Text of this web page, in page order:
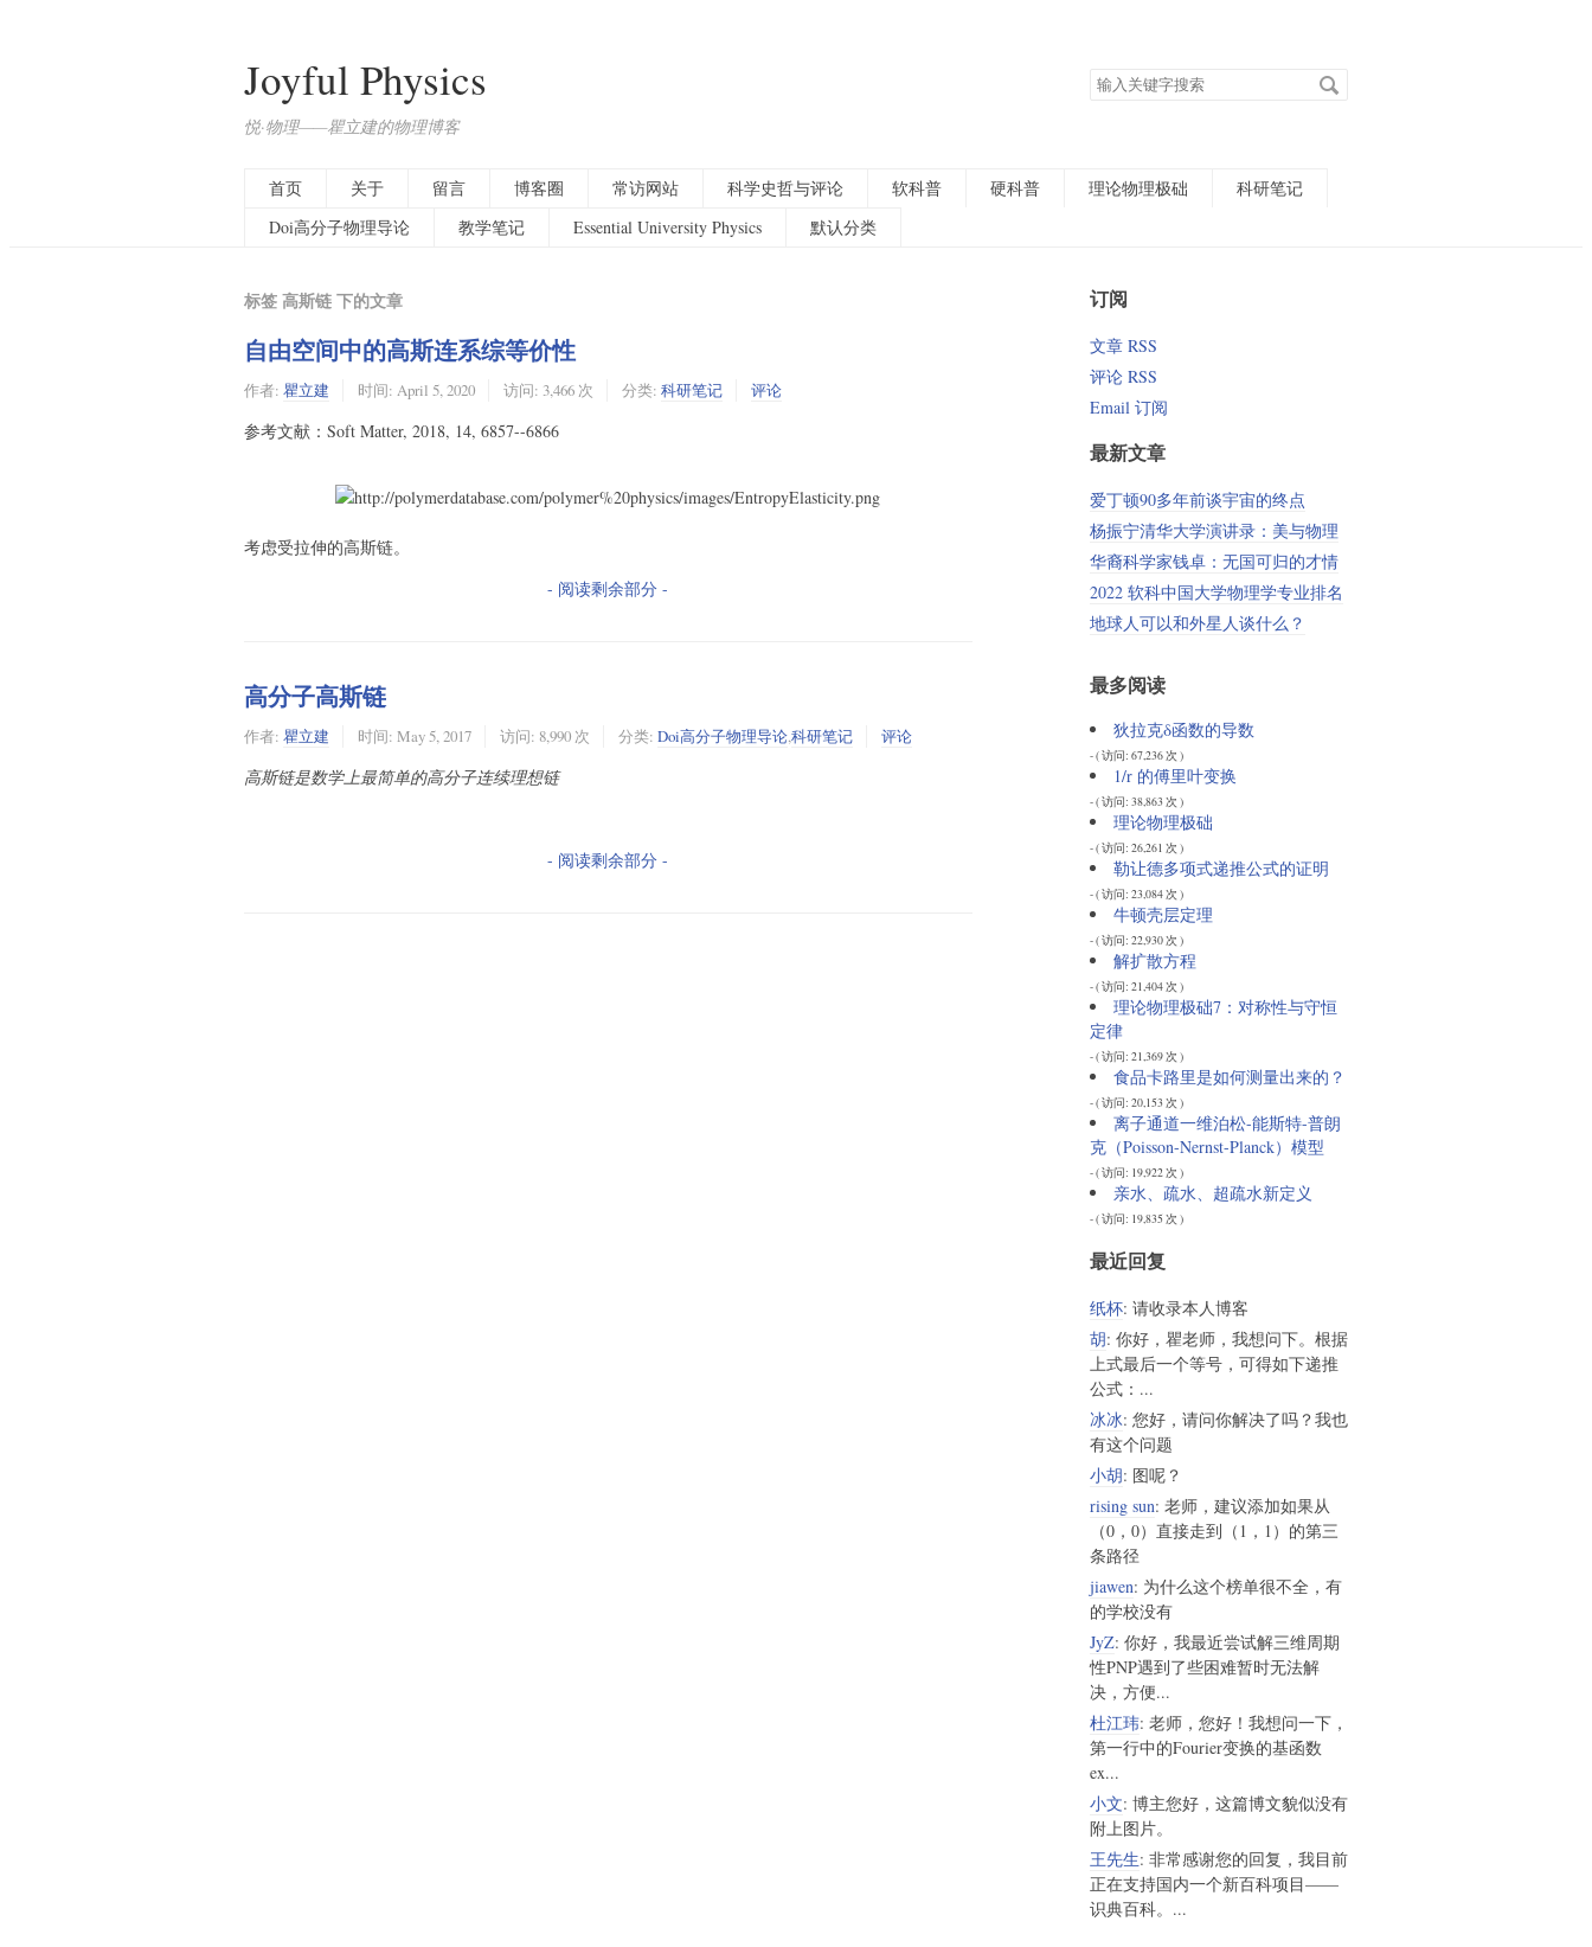
Joyful Physics
悦·物理——瞿立建的物理博客
搜
首页 关于 留言 博客圈 常访网站 科学史哲与评论 软科普 硬科普 理论物理极础
科研笔记
Doi高分子物理导论
教学笔记 Essential University Physics 默认分类
标签 高斯链 下的文章
自由空间中的高斯连系综等价性
作者: 瞿立建 时间: April 5, 2020 访问: 3,466 次 分类: 科研笔记 评论
参考文献：Soft Matter, 2018, 14, 6857--6866
考虑受拉伸的高斯链。
- 阅读剩余部分 -
高分子高斯链
作者: 瞿立建 时间: May 5, 2017 访问: 8,990 次 分类: Doi高分子物理导论,科研笔记 评论
高斯链是数学上最简单的高分子连续理想链
- 阅读剩余部分 -
订阅
文章 RSS
评论 RSS
Email 订阅
最新文章
爱丁顿90多年前谈宇宙的终点
杨振宁清华大学演讲录：美与物理
华裔科学家钱卓：无国可归的才情
2022 软科中国大学物理学专业排名
地球人可以和外星人谈什么？
最多阅读
狄拉克δ函数的导数
- ( 访问: 67,236 次 )
1/r 的傅里叶变换
- ( 访问: 38,863 次 )
理论物理极础
- ( 访问: 26,261 次 )
勒让德多项式递推公式的证明
- ( 访问: 23,084 次 )
牛顿壳层定理
- ( 访问: 22,930 次 )
解扩散方程
- ( 访问: 21,404 次 )
理论物理极础7：对称性与守恒
定律
- ( 访问: 21,369 次 )
食品卡路里是如何测量出来的？
- ( 访问: 20,153 次 )
离子通道一维泊松-能斯特-普朗
克（Poisson-Nernst-Planck）模型
- ( 访问: 19,922 次 )
亲水、疏水、超疏水新定义
- ( 访问: 19,835 次 )
最近回复
纸杯: 请收录本人博客
胡: 你好，瞿老师，我想问下。根据
上式最后一个等号，可得如下递推
公式：...
冰冰: 您好，请问你解决了吗？我也
有这个问题
小胡: 图呢？
rising sun: 老师，建议添加如果从
（0，0）直接走到（1，1）的第三
条路径
jiawen: 为什么这个榜单很不全，有
的学校没有
JyZ: 你好，我最近尝试解三维周期
性PNP遇到了些困难暂时无法解
决，方便...
杜江玮: 老师，您好！我想问一下，
第一行中的Fourier变换的基函数
ex...
小文: 博主您好，这篇博文貌似没有
附上图片。
王先生: 非常感谢您的回复，我目前
正在支持国内一个新百科项目——
识典百科。...